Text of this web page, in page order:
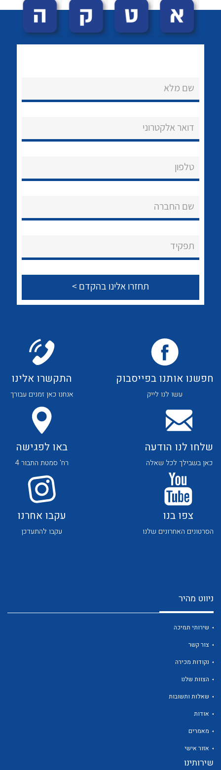
הצוות שלנו
שירותי תמיכה
לכל מוצרי היצרן לכל מוצרי היצרן
לכל מוצרי היצרן לכל מוצרי היצרן
לכל מוצרי היצרן לכל מוצרי היצרן
לכל מוצרי היצרן
שם מלא
דואר אלקטרוני
טלפון
שם החברה
תפקיד
חפשנו אותנו בפייסבוק
עשו לנו לייק
התקשרו אלינו
אנחנו כאן זמנים עבורך
שלחו לנו הודעה
כאן בשבילך לכל שאלה
באו לפגישה
רח' סמטת התבור 4
צפו בנו
הסרטונים האחרונים שלנו
עקבו אחרנו
עקבו להתעדכן
ניווט מהיר
שירותי תמיכה
צור קשר
נקודות מכירה
הצוות שלנו
שאלות ותשובות
אודות
מאמרים
אזור אישי
שירותינו